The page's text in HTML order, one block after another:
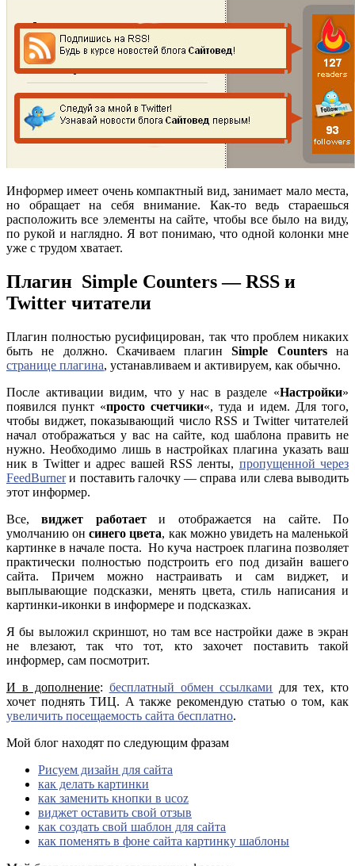
Информер имеет очень компактный вид, занимает мало места,
но обращает на себя внимание. Как-то ведь стараешься
расположить все элементы на сайте, чтобы все было на виду,
по рукой и наглядно. Я вот понимаю, что одной колонки мне
уже с трудом хватает.
Плагин Simple Counters — RSS и
Twitter читатели
Плагин полностью русифицирован, так что проблем никаких
быть не должно. Скачиваем плагинSimple Countersна
странице плагина, устанавливаем и активируем, как обычно.
После активации видим, что у нас в разделе «Настройки»
появился пункт «просто счетчики«, туда и идем. Для того,
чтобы виджет, показывающий число RSS и Twitter читателей
начал отображаться у вас на сайте, код шаблона править не
нужно. Необходимо лишь в настройках плагина указать ваш
ник в Twitter и адрес вашей RSS ленты, пропущенной через
FeedBurnerи поставить галочку — справа или слева выводить
этот информер.
Все,виджет работаети отображается на сайте. По
умолчанию онсинего цвета, как можно увидеть на маленькой
картинке в начале поста. Но куча настроек плагина позволяет
практически полностью подстроить его под дизайн вашего
сайта. Причем можно настраивать и сам виджет, и
выплывающие подсказки, менять цвета, стиль написания и
картинки-иконки в информере и подсказках.
Я бы выложил скриншот, но там все настройки даже в экран
не влезают, так что тот, кто захочет поставить такой
информер, сам посмотрит.
И в дополнение: бесплатный обмен ссылками для тех, кто
хочет поднять ТИЦ. А также рекомендую статью о том, как
увеличить посещаемость сайта бесплатно.
Мой блог находят по следующим фразам
Рисуем дизайн для сайта
как делать картинки
как заменить кнопки в ucoz
виджет оставить свой отзыв
как создать свой шаблон для сайта
как поменять в фоне сайта картинку шаблоны